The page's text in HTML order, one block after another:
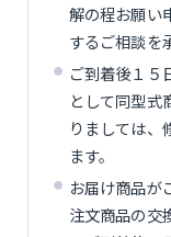
解の程お願い
するご相談を
ご到着後１５
として同型式
りましては、
ます。
お届け商品が
注文商品の交